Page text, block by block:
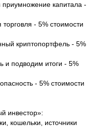
капитала -
- 5% стоимости
криптопортфель - 5%
подводим итоги - 5%
- 5% стоимости
инвестор»:
кошельки, источники